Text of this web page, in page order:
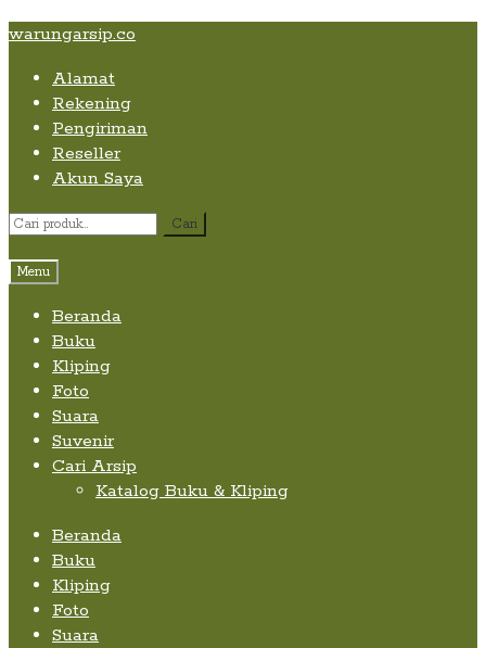
Skip
content
Skip
navigation
Skip
content
warungarsip.co
Alamat
Rekening
Pengiriman
Reseller
Akun Saya
Pencarian
Cari
Menu
Beranda
Buku
Kliping
Foto
Suara
Suvenir
Cari Arsip
Katalog Buku & Kliping
Beranda
Buku
Kliping
Foto
Suara